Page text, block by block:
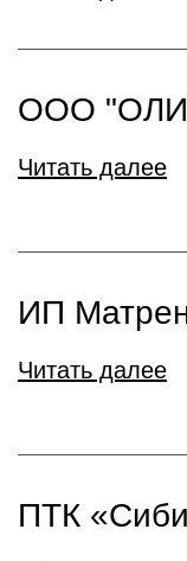
ООО
Читать далее
ИП
Читать далее
ПТК